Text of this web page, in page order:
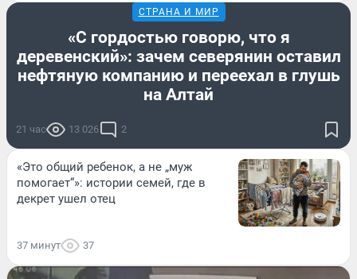
СТРАНА И МИР
«С гордостью говорю, что я
деревенский»: зачем северянин оставил
нефтяную компанию и переехал в глушь
на Алтай
21 час 13 026 2
«Это общий ребенок, а не „муж
помогает“»: истории семей, где в
декрет ушел отец
37 минут 37